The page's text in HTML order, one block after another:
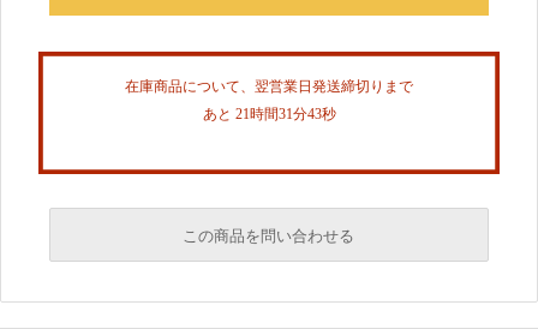
在庫商品について、翌営業日発送締切りまで
あと 21時間31分42秒
この商品を問い合わせる